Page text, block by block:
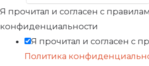
Я прочитал и согласен с
конфиденциальности
Я прочитал и согласен с
Политика